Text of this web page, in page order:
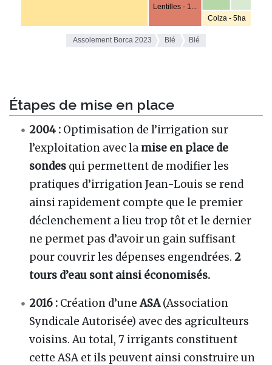
Étapes de mise en place
2004 : Optimisation de l’irrigation sur
l’exploitation avec la mise en place de
sondes qui permettent de modifier les
pratiques d’irrigation Jean-Louis se rend
ainsi rapidement compte que le premier
déclenchement a lieu trop tôt et le dernier
ne permet pas d’avoir un gain suffisant
pour couvrir les dépenses engendrées. 2
tours d’eau sont ainsi économisés.
2016 : Création d’uneASA(Association
Syndicale Autorisée) avec des agriculteurs
voisins. Au total, 7 irrigants constituent
cette ASA et ils peuvent ainsi construire un